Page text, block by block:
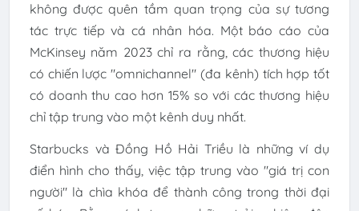
không được quên tầm quan trọng của sự tương
tác trực tiếp và cá nhân hóa. Một báo cáo của
McKinsey năm 2023 chỉ ra rằng, các thương hiệu
có chiến lược "omnichannel" (đa kênh) tích hợp tốt
có doanh thu cao hơn 15% so với các thương hiệu
chỉ tập trung vào một kênh duy nhất.
Starbucks và Đồng Hồ Hải Triều là những ví dụ
điển hình cho thấy, việc tập trung vào "giá trị con
người" là chìa khóa để thành công trong thời đại